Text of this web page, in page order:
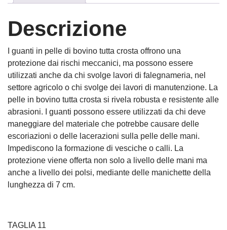
Descrizione
I guanti in pelle di bovino tutta crosta offrono una
protezione dai rischi meccanici, ma possono essere
utilizzati anche da chi svolge lavori di falegnameria, nel
settore agricolo o chi svolge dei lavori di manutenzione. La
pelle in bovino tutta crosta si rivela robusta e resistente alle
abrasioni. I guanti possono essere utilizzati da chi deve
maneggiare del materiale che potrebbe causare delle
escoriazioni o delle lacerazioni sulla pelle delle mani.
Impediscono la formazione di vesciche o calli. La
protezione viene offerta non solo a livello delle mani ma
anche a livello dei polsi, mediante delle manichette della
lunghezza di 7 cm.
TAGLIA 11